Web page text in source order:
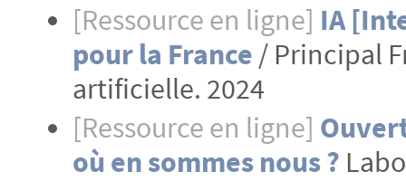
[Ressource en ligne] IA
pour la France / Principal
artificielle. 2024
[Ressource en ligne]
où en sommes nous ?